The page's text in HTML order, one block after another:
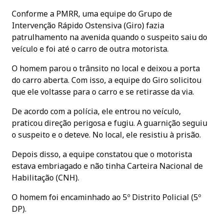
Conforme a PMRR, uma equipe do Grupo de
Intervenção Rápido Ostensiva (Giro) fazia
patrulhamento na avenida quando o suspeito saiu do
veículo e foi até o carro de outra motorista.
O homem parou o trânsito no local e deixou a porta
do carro aberta. Com isso, a equipe do Giro solicitou
que ele voltasse para o carro e se retirasse da via.
De acordo com a polícia, ele entrou no veículo,
praticou direção perigosa e fugiu. A guarnição seguiu
o suspeito e o deteve. No local, ele resistiu à prisão.
Depois disso, a equipe constatou que o motorista
estava embriagado e não tinha Carteira Nacional de
Habilitação (CNH).
O homem foi encaminhado ao 5º Distrito Policial (5º
DP).